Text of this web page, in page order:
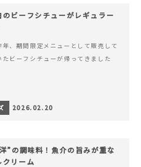
ビーフシチューがレギュラー
年、期間限定メニューとして販売して
たビーフシチューが帰ってきました
2026.02.20
”の調味料！魚介の旨みが重な
クリーム